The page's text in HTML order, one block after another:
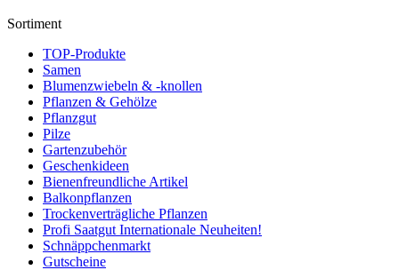
Sortiment
TOP-Produkte
Samen
Blumenzwiebeln & -knollen
Pflanzen & Gehölze
Pflanzgut
Pilze
Gartenzubehör
Geschenkideen
Bienenfreundliche Artikel
Balkonpflanzen
Trockenverträgliche Pflanzen
Profi Saatgut Internationale Neuheiten!
Schnäppchenmarkt
Gutscheine